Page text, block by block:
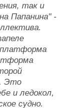
так и
Папанина" -
платформа
Это
и ледокол,
судно.